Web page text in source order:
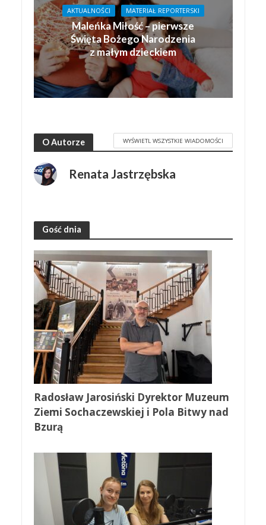
AKTUALNOŚCI MATERIAŁ REPORTERSKI
Maleńka Miłość – pierwsze
Święta Bożego Narodzenia
z małym dzieckiem
O Autorze WYŚWIETL WSZYSTKIE WIADOMOŚCI
Renata Jastrzębska
Gość dnia
Radosław Jarosiński Dyrektor Muzeum
Ziemi Sochaczewskiej i Pola Bitwy nad
Bzurą